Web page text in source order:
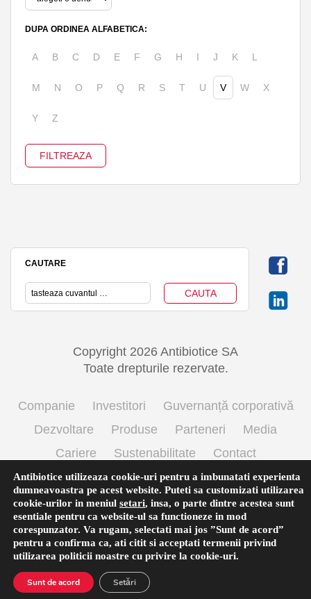
DUPA ORDINEA ALFABETICA:
A B C D E F G H I J K L
M N O P Q R S T U V W X
Y Z
CAUTARE
Copyright 2026 Antibiotice SA
Toate drepturile rezervate.
Companie Investitori
Guvernanță corporativă
Dezvoltare
Produse Parteneri
Media
Cariere
Sustenabilitate
Contact
Termeni si conditii de utilizare
Politica cookie
Prelucrarea datelor cu caracter personal
Antibiotice utilizeaza cookie-uri pentru a imbunatati experienta
dumneavoastra pe acest website. Puteti sa customizati utilizarea
cookie-urilor in meniul setari, insa, o parte dintre acestea sunt
esentiale pentru ca website-ul sa functioneze in mod
corespunzator. Va rugam, selectati mai jos ”Sunt de acord”
pentru a confirma ca, ati citit si acceptati termenii privind
utilizarea politicii noastre cu privire la cookie-uri.
Sunt de acord Setări
Română